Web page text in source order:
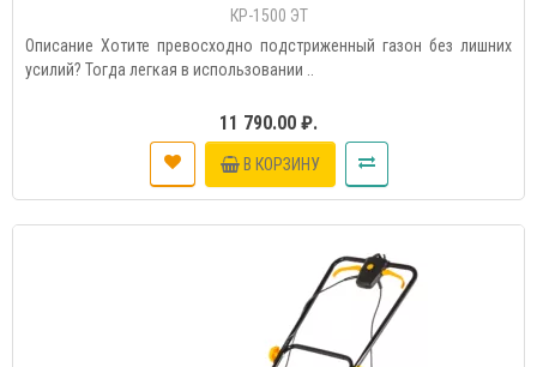
КР-1500 ЭТ
Описание Хотите превосходно подстриженный газон без лишних
усилий? Тогда легкая в использовании ..
11 790.00 ₽.
В КОРЗИНУ